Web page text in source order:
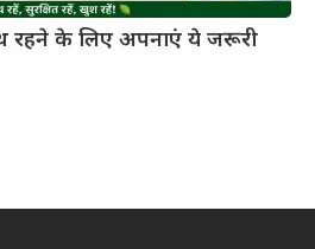
रहने के लिए अपनाएं ये जरूरी